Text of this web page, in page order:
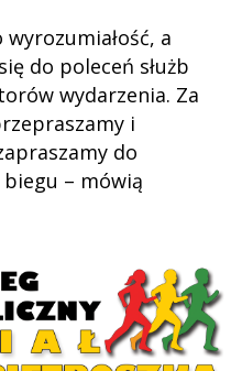
a
do poleceń służb
wydarzenia. Za
i
do
– mówią